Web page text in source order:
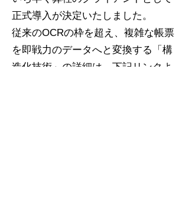
正式導入が決定いたしました。
従来のOCRの枠を超え、複雑な帳票
を即戦力のデータへと変換する「構
造化技術」の詳細は、下記リンクよ